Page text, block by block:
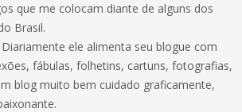
que me colocam diante de alguns dos
Brasil.
ele alimenta seu blogue com
fábulas, folhetins, cartuns, fotografias,
blog muito bem cuidado graficamente,